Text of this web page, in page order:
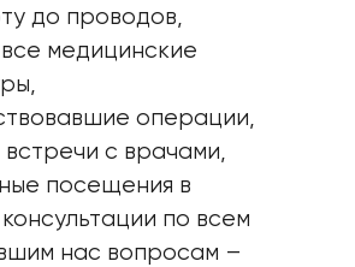
до проводов,
медицинские
операции,
с врачами,
посещения в
по всем
нас вопросам –